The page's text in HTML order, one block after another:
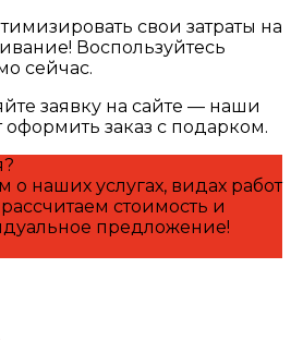
свои затраты на
Воспользуйтесь
сейчас.
заявку на сайте — наши
заказ с подарком.
наших услугах, видах работ
стоимость и
предложение!